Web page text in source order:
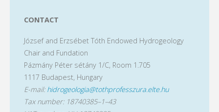
CONTACT
József and Erzsébet Tóth Endowed Hydrogeology
Chair and Fundation
Pázmány Péter sétány 1/C, Room 1.705
1117 Budapest, Hungary
E-mail: hidrogeologia@tothprofesszura.elte.hu
Tax number: 18740385–1–43